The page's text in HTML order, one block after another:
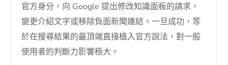
官方身分，向 Google 提出修改知識面板的請求，
變更介紹文字或移除負面新聞連結。一旦成功，等
於在搜尋結果的最頂端直接植入官方說法，對一般
使用者的判斷力影響極大。